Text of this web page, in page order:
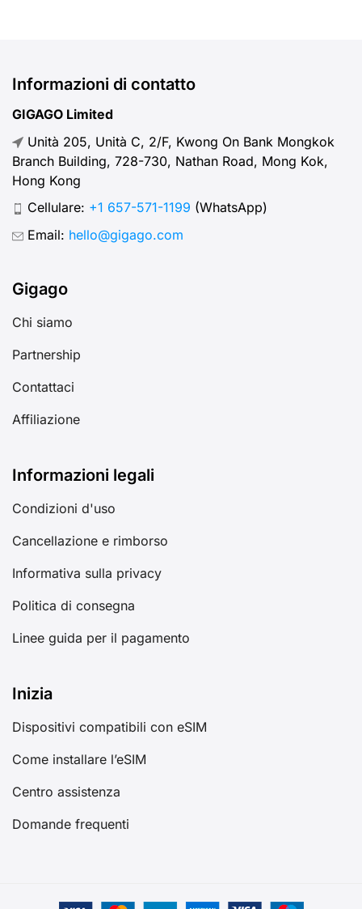
Informazioni di contatto
GIGAGO Limited
Unità 205, Unità C, 2/F, Kwong On Bank Mongkok
Branch Building, 728-730, Nathan Road, Mong Kok,
Hong Kong
Cellulare: +1 657-571-1199 (WhatsApp)
Email: hello@gigago.com
Gigago
Chi siamo
Partnership
Contattaci
Affiliazione
Informazioni legali
Condizioni d'uso
Cancellazione e rimborso
Informativa sulla privacy
Politica di consegna
Linee guida per il pagamento
Inizia
Dispositivi compatibili con eSIM
Come installare l’eSIM
Centro assistenza
Domande frequenti